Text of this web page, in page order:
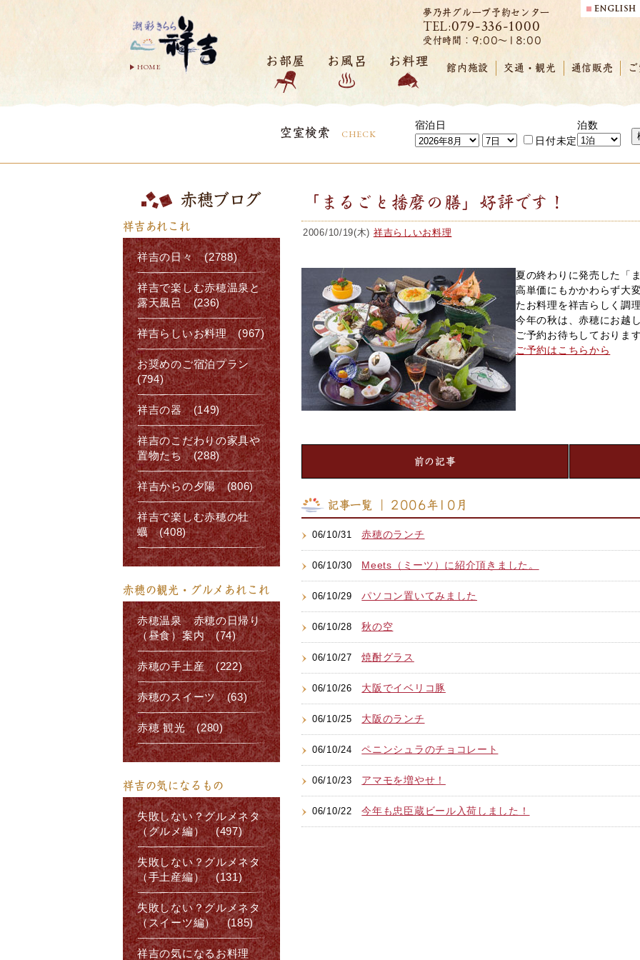
HOME
夢乃井グループ予約センター
TEL:079-336-1000
受付時間：9:00～18:00
お部屋 お風呂 お料理
館内施設 交通・観光 通信販売
空室検索 CHECK
宿泊日
日付未定
泊数
「まるごと播磨の膳」好評です！
2006/10/19(木) 祥吉らしいお料理
夏の終わりに発売した「
高単価にもかかわらず大
たお料理を祥吉らしく調
今年の秋は、赤穂にお越
ご予約お待ちしております
ご予約はこちらから
前の記事
記事一覧 ｜ 2006年10月
06/10/31赤穂のランチ
06/10/30 Meets（ミーツ）に紹介頂きました。
06/10/29パソコン置いてみました
06/10/28秋の空
06/10/27焼酎グラス
06/10/26 大阪でイベリコ豚
06/10/25 大阪のランチ
06/10/24ペニンシュラのチョコレート
06/10/23 アマモを増やせ！
06/10/22今年も忠臣蔵ビール入荷しました！
赤穂ブログ
祥吉あれこれ
祥吉の日々 (2788)
祥吉で楽しむ赤穂温泉と
露天風呂 (236)
祥吉らしいお料理 (967)
お奨めのご宿泊プラン
(794)
祥吉の器 (149)
祥吉のこだわりの家具や
置物たち (288)
祥吉からの夕陽 (806)
祥吉で楽しむ赤穂の牡
蠣 (408)
赤穂の観光・グルメあれこれ
赤穂温泉 赤穂の日帰り
（昼食）案内 (74)
赤穂の手土産 (222)
赤穂のスイーツ (63)
赤穂 観光 (280)
祥吉の気になるもの
失敗しない？グルメネタ
（グルメ編） (497)
失敗しない？グルメネタ
（手土産編） (131)
失敗しない？グルメネタ
（スイーツ編） (185)
祥吉の気になるお料理